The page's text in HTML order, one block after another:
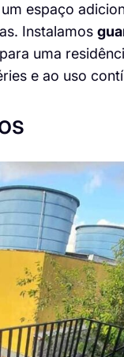
espaço
Instalamos
uma
e ao uso